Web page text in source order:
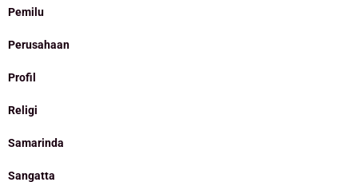
Pemilu
Perusahaan
Profil
Religi
Samarinda
Sangatta